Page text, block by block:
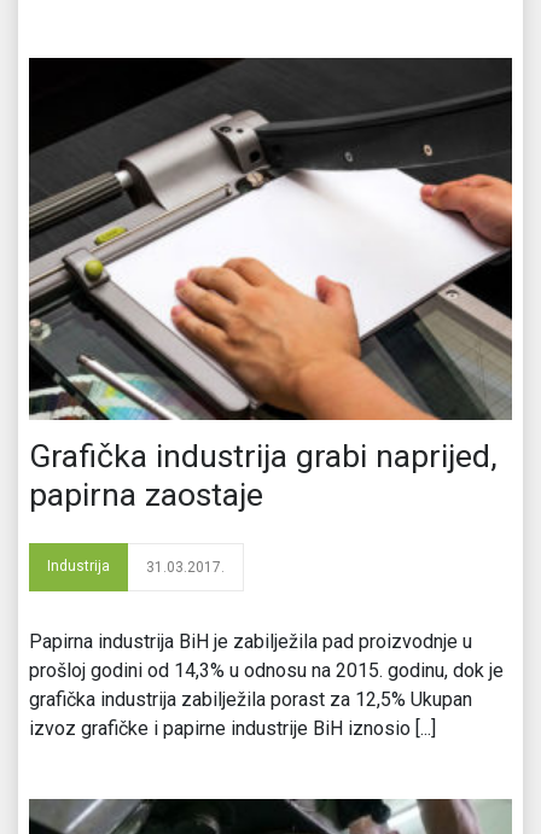
Grafička industrija grabi naprijed,
papirna zaostaje
Industrija 31.03.2017.
Papirna industrija BiH je zabilježila pad proizvodnje u
prošloj godini od 14,3% u odnosu na 2015. godinu, dok je
grafička industrija zabilježila porast za 12,5% Ukupan
izvoz grafičke i papirne industrije BiH iznosio [...]